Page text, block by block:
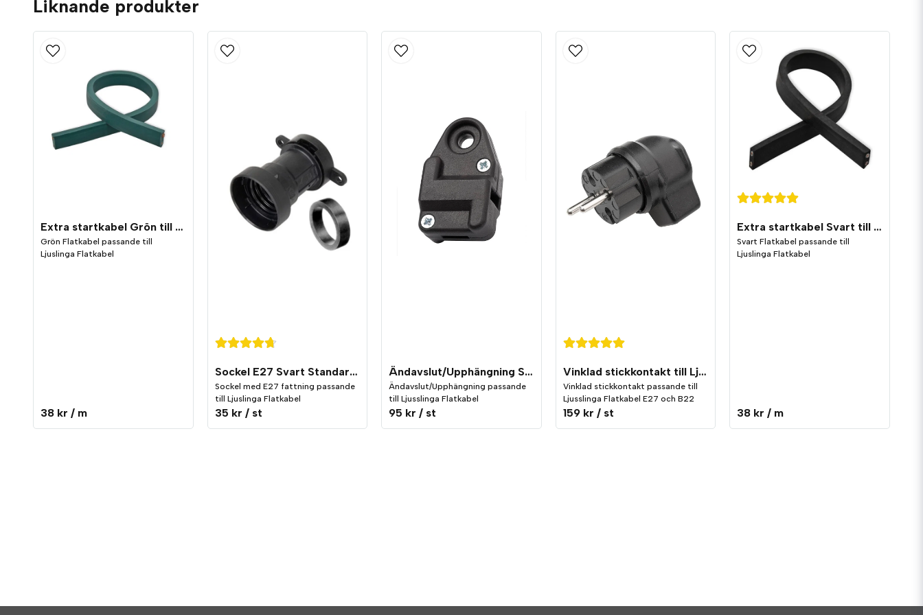
Liknande produkter
Extra startkabel Grön till Ljusslinga Flatkabel
Grön Flatkabel passande till
Ljuslinga Flatkabel
38 kr / m
Sockel E27 Svart Standard med fäste till flatkabel inkl. tätningsring
Sockel med E27 fattning passande
till Ljuslinga Flatkabel
35 kr / st
Ändavslut/Upphängning Svart till Ljusslinga Flatkabel Standard
Ändavslut/Upphängning passande
till Ljusslinga Flatkabel
95 kr / st
Vinklad stickkontakt till Ljusslinga Flatkabel
Vinklad stickkontakt passande till
Ljusslinga Flatkabel E27 och B22
159 kr / st
Extra startkabel Svart till Ljusslinga Flatkabel
Svart Flatkabel passande till
Ljuslinga Flatkabel
38 kr / m